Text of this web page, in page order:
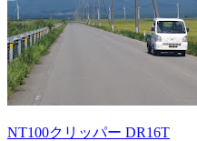
NT100クリッパー DR16T